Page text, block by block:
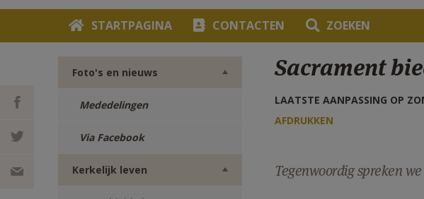
STARTPAGINA CONTACTEN ZOEKEN
DEEL OP
FACEBOOK
DEEL OP
Foto's en nieuws
Mededelingen
Via Facebook
Kerkelijk leven
Sacrament
LAATSTE AANPASSING OP
AFDRUKKEN
Tegenwoordig spreken